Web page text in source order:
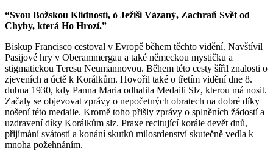
“Svou Božskou Klidností, ó Ježíši Vázaný, Zachraň Svět od
Chyby, která Ho Hrozí.”
Biskup Francisco cestoval v Evropě během těchto vidění. Navštívil
Pasijové hry v Oberammergau a také německou mystičku a
stigmatickou Teresu Neumannovou. Během této cesty šířil znalosti o
zjeveních a úctě k Korálkům. Hovořil také o třetím vidění dne 8.
dubna 1930, kdy Panna Maria odhalila Medaili Slz, kterou má nosit.
Začaly se objevovat zprávy o nepočetných obratech na dobré díky
nošení této medaile. Kromě toho přišly zprávy o splněních žádostí a
uzdravení díky Korálkům slz. Praxe recitující korále devět dnů,
přijímání svátostí a konání skutků milosrdenství skutečně vedla k
mnoha požehnáním.